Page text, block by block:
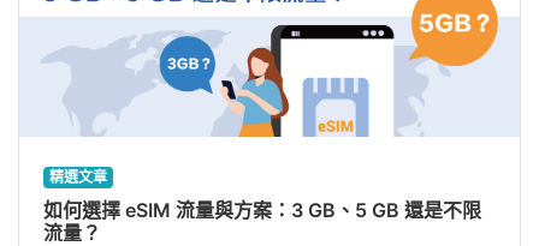
精選文章
如何選擇 eSIM 流量與方案：3 GB、5 GB 還是不限
流量？